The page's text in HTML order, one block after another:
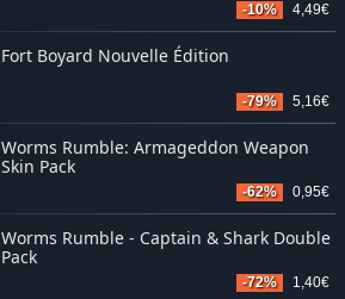
-10% 4,49€
Fort Boyard Nouvelle Édition
-79% 5,16€
Worms Rumble: Armageddon Weapon
Skin Pack
-62% 0,95€
Worms Rumble - Captain & Shark Double
Pack
-72% 1,40€